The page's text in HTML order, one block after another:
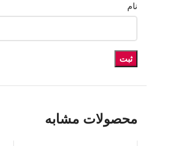
نام
محصولات مشابه